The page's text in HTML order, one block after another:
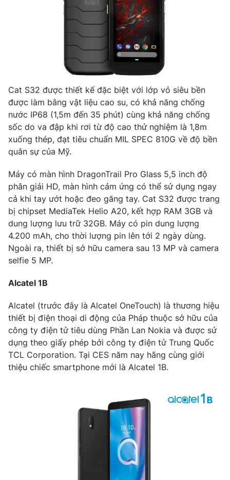
Cat S32 được thiết kế đặc biệt với lớp vỏ siêu bền
được làm bằng vật liệu cao su, có khả năng chống
nước IP68 (1,5m đến 35 phút) cùng khả năng chống
sốc do va đập khi rơi từ độ cao thử nghiệm là 1,8m
xuống thép, đạt tiêu chuẩn MIL SPEC 810G về độ bền
quân sự của Mỹ.
Máy có màn hình DragonTrail Pro Glass 5,5 inch độ
phân giải HD, màn hình cảm ứng có thể sử dụng ngay
cả khi tay ướt hoặc đeo găng tay. Cat S32 được trang
bị chipset MediaTek Helio A20, kết hợp RAM 3GB và
dung lượng lưu trữ 32GB. Máy có pin dung lượng
4.200 mAh, cho thời lượng pin lên tới 2 ngày dùng.
Ngoài ra, thiết bị sở hữu camera sau 13 MP và camera
selfie 5 MP.
Alcatel 1B
Alcatel (trước đây là Alcatel OneTouch) là thương hiệu
thiết bị điện thoại di động của Pháp thuộc sở hữu của
công ty điện tử tiêu dùng Phần Lan Nokia và được sử
dụng theo giấy phép bởi công ty điện tử Trung Quốc
TCL Corporation. Tại CES năm nay hãng cùng giới
thiệu chiếc smartphone mới là Alcatel 1B.